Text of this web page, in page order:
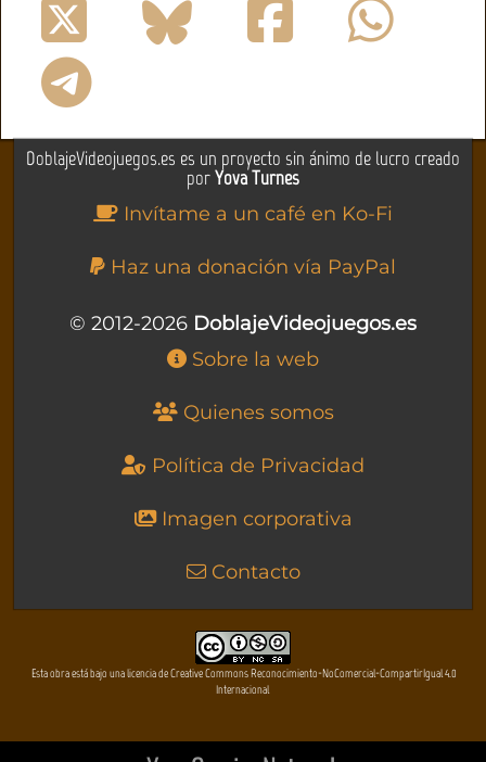
DoblajeVideojuegos.es es un proyecto sin ánimo de lucro creado
porYova Turnes
Invítame a un café en Ko-Fi
Haz una donación vía PayPal
© 2012-2026 DoblajeVideojuegos.es
Sobre la web
Quienes somos
Política de Privacidad
Imagen corporativa
Contacto
Esta obra está bajo una licencia de Creative Commons Reconocimiento-NoComercial-CompartirIgual 4.0
Internacional